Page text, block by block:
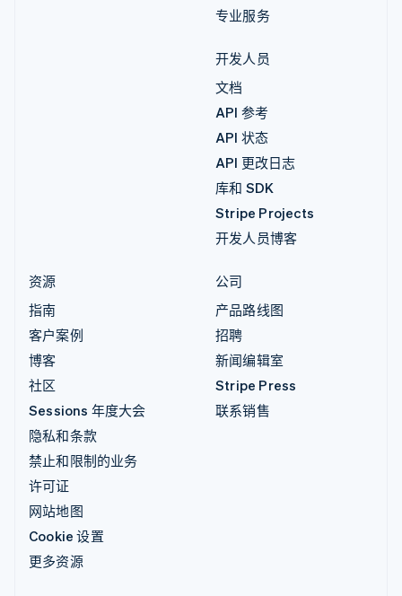
专业服务
开发人员
文档
API 参考
API 状态
API 更改日志
库和 SDK
Stripe Projects
开发人员博客
资源
指南
客户案例
博客
社区
Sessions 年度大会
隐私和条款
禁止和限制的业务
许可证
网站地图
Cookie 设置
更多资源
公司
产品路线图
招聘
新闻编辑室
Stripe Press
联系销售